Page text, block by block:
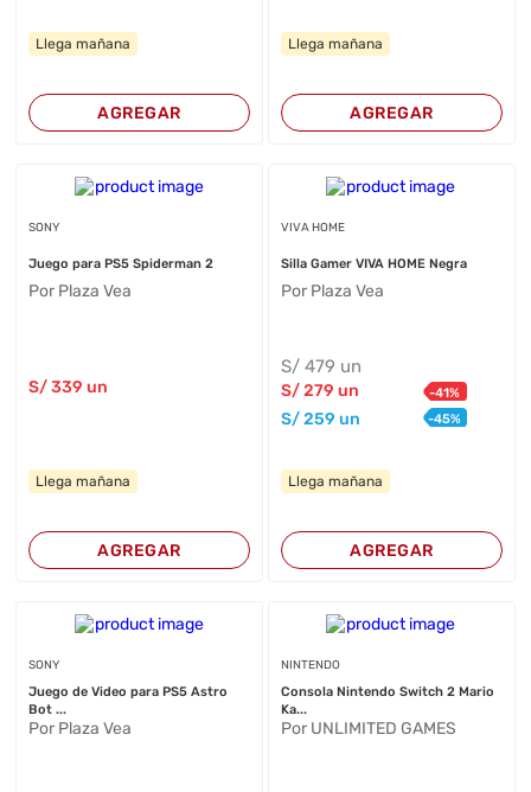
Llega mañana
AGREGAR
Llega mañana
AGREGAR
SONY
Juego para PS5 Spiderman 2
Por Plaza Vea
S/339 un
Llega mañana
AGREGAR
VIVA HOME
Silla Gamer VIVA HOME Negra
Por Plaza Vea
S/ 479 un
S/279 un -41%
S/259 un -45%
Llega mañana
AGREGAR
SONY
Juego de Video para PS5 Astro
Bot ...
Por Plaza Vea
NINTENDO
Consola Nintendo Switch 2 Mario
Ka...
Por UNLIMITED GAMES